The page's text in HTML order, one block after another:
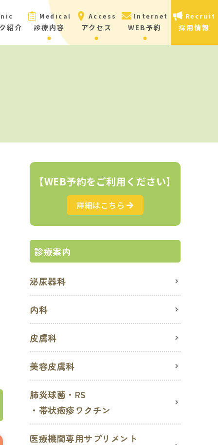
紹介
Medical
診療内容
Access
アクセス
Internet
WEB予約
Recruit
採用情報
【WEB予約をご利用ください】
詳細はこちら
診療案内
泌尿器科
内科
皮膚科
美容皮膚科
肺炎球菌・RS
・帯状疱疹ワクチン
医療機関専用サプリメント